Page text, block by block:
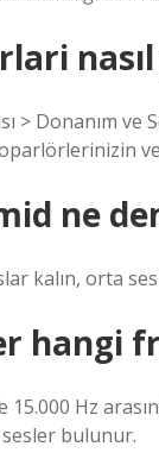
nasıl
> Donanım ve
ne
kalın, orta
hangi
15.000 Hz
sesler bulunur.